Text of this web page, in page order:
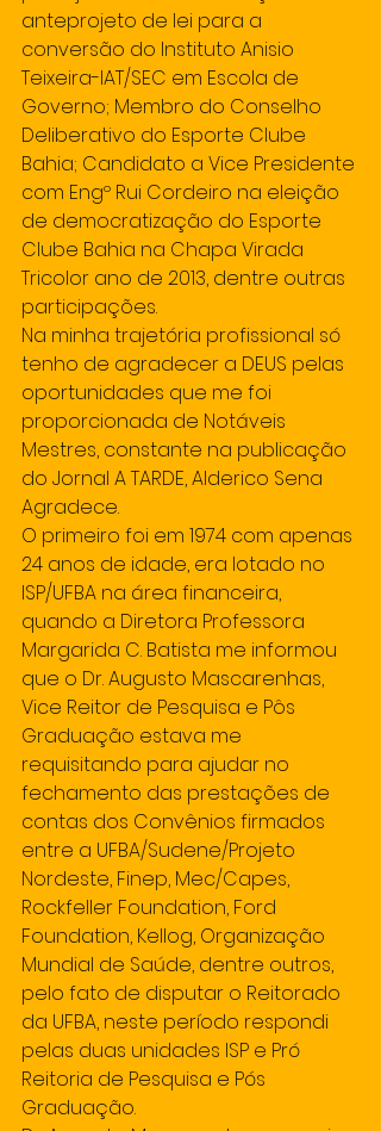
anteprojeto de lei para a
conversão do Instituto Anisio
Teixeira-IAT/SEC em Escola de
Governo; Membro do Conselho
Deliberativo do Esporte Clube
Bahia; Candidato a Vice Presidente
com Engº Rui Cordeiro na eleição
de democratização do Esporte
Clube Bahia na Chapa Virada
Tricolor ano de 2013, dentre outras
participações.
Na minha trajetória profissional só
tenho de agradecer a DEUS pelas
oportunidades que me foi
proporcionada de Notáveis
Mestres, constante na publicação
do Jornal A TARDE, Alderico Sena
Agradece.
O primeiro foi em 1974 com apenas
24 anos de idade, era lotado no
ISP/UFBA na área financeira,
quando a Diretora Professora
Margarida C. Batista me informou
que o Dr. Augusto Mascarenhas,
Vice Reitor de Pesquisa e Pôs
Graduação estava me
requisitando para ajudar no
fechamento das prestações de
contas dos Convênios firmados
entre a UFBA/Sudene/Projeto
Nordeste, Finep, Mec/Capes,
Rockfeller Foundation, Ford
Foundation, Kellog, Organização
Mundial de Saúde, dentre outros,
pelo fato de disputar o Reitorado
da UFBA, neste período respondi
pelas duas unidades ISP e Pró
Reitoria de Pesquisa e Pós
Graduação.